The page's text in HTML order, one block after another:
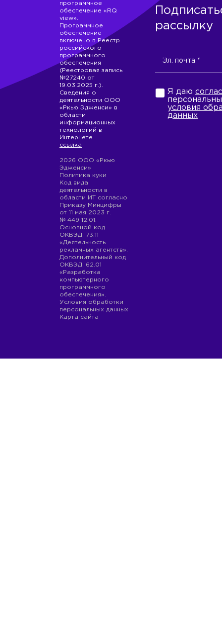
программное
обеспечение «RQ
view».
Программное
обеспечение
включено в Реестр
российского
программного
обеспечения
(Реестровая запись
№27240 от
19.03.2025 г.).
Сведения о
деятельности ООО
«Ркью Эдженси» в
области
информационных
технологий в
Интернете
ссылка
2026 ООО «Ркью
Эдженси»
Политика куки
Код вида
деятельности в
области ИТ согласно
Приказу Минцифры
от 11 мая 2023 г.
№ 449 12.01.
Основной код
ОКВЭД: 73.11
«Деятельность
рекламных агентств».
Дополнительный код
ОКВЭД: 62.01
«Разработка
компьютерного
программного
обеспечения».
Условия обработки
персональных данных
Карта сайта
рассылку
Я даю
условия
данных